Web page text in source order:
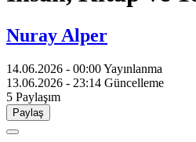
Nuray Alper
14.06.2026 - 00:00Yayınlanma
13.06.2026 - 23:14 Güncelleme
5 Paylaşım
Paylaş